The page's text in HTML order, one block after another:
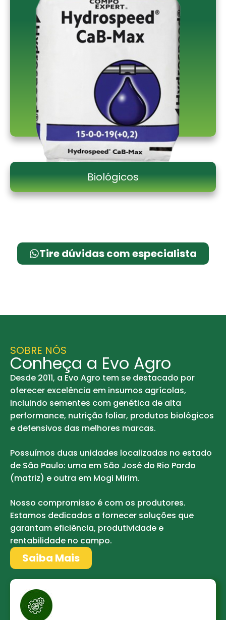
Biológicos
Tire dúvidas com especialista
SOBRE NÓS
Conheça a Evo Agro
Desde 2011, a Evo Agro tem se destacado por
oferecer excelência em insumos agrícolas,
incluindo sementes com genética de alta
performance, nutrição foliar, produtos biológicos
e defensivos das melhores marcas.
Possuímos duas unidades localizadas no estado
de São Paulo: uma em São José do Rio Pardo
(matriz) e outra em Mogi Mirim.
Nosso compromisso é com os produtores.
Estamos dedicados a fornecer soluções que
garantam eficiência, produtividade e
rentabilidade no campo.
Saiba Mais